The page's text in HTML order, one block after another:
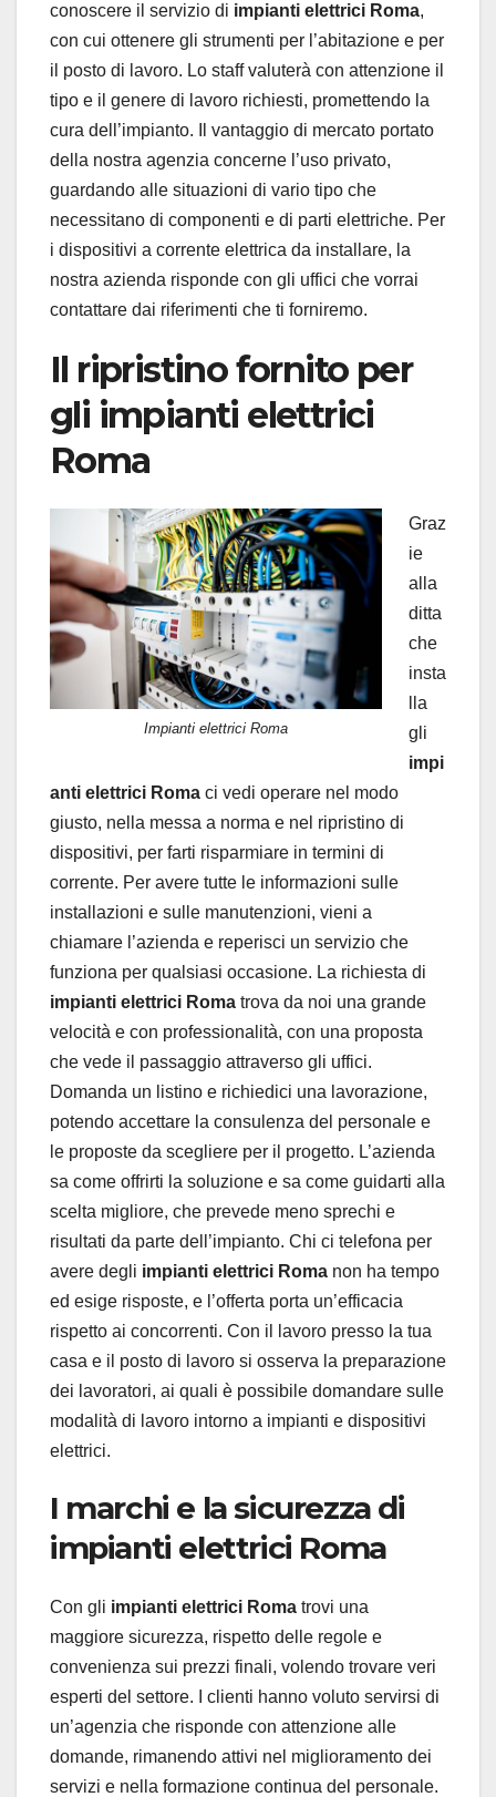
conoscere il servizio di impianti elettrici Roma,
con cui ottenere gli strumenti per l’abitazione e per
il posto di lavoro. Lo staff valuterà con attenzione il
tipo e il genere di lavoro richiesti, promettendo la
cura dell’impianto. Il vantaggio di mercato portato
della nostra agenzia concerne l’uso privato,
guardando alle situazioni di vario tipo che
necessitano di componenti e di parti elettriche. Per
i dispositivi a corrente elettrica da installare, la
nostra azienda risponde con gli uffici che vorrai
contattare dai riferimenti che ti forniremo.
Il ripristino fornito per
gli impianti elettrici
Roma
Impianti elettrici Roma
Graz
ie
alla
ditta
che
insta
lla
gli
impi
anti elettrici Roma ci vedi operare nel modo
giusto, nella messa a norma e nel ripristino di
dispositivi, per farti risparmiare in termini di
corrente. Per avere tutte le informazioni sulle
installazioni e sulle manutenzioni, vieni a
chiamare l’azienda e reperisci un servizio che
funziona per qualsiasi occasione. La richiesta di
impianti elettrici Roma trova da noi una grande
velocità e con professionalità, con una proposta
che vede il passaggio attraverso gli uffici.
Domanda un listino e richiedici una lavorazione,
potendo accettare la consulenza del personale e
le proposte da scegliere per il progetto. L’azienda
sa come offrirti la soluzione e sa come guidarti alla
scelta migliore, che prevede meno sprechi e
risultati da parte dell’impianto. Chi ci telefona per
avere degli impianti elettrici Roma non ha tempo
ed esige risposte, e l’offerta porta un’efficacia
rispetto ai concorrenti. Con il lavoro presso la tua
casa e il posto di lavoro si osserva la preparazione
dei lavoratori, ai quali è possibile domandare sulle
modalità di lavoro intorno a impianti e dispositivi
elettrici.
I marchi e la sicurezza di
impianti elettrici Roma
Con gli impianti elettrici Roma trovi una
maggiore sicurezza, rispetto delle regole e
convenienza sui prezzi finali, volendo trovare veri
esperti del settore. I clienti hanno voluto servirsi di
un’agenzia che risponde con attenzione alle
domande, rimanendo attivi nel miglioramento dei
servizi e nella formazione continua del personale.